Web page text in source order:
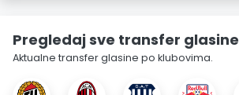
Pregledaj sve transfer glasine
Aktualne transfer glasine po klubovima.